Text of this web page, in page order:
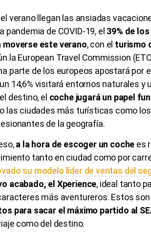
verano llegan las ansiadas
pandemia de COVID-19, el 39% de
moverse este verano, con el turismo
la European Travel Commission
parte de los europeos apostará por
14,6% visitará entornos naturales y
destino, el coche jugará un papel
las ciudades más turísticas como
de la geografía.
a la hora de escoger un coche es
tanto en ciudad como por
su modelo líder de ventas del
acabado, el Xperience, ideal tanto
más aventureros. Estos son
para sacar el máximo partido al
como del destino.